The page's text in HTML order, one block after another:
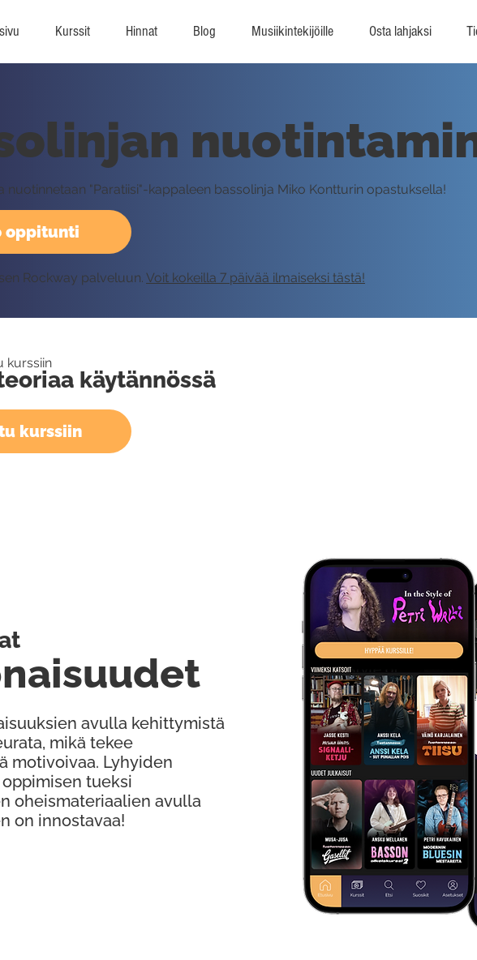
Kurssit Hinnat Blog Musiikintekijöille Osta lahjaksi
oppitunti
nuotinnetaan "Paratiisi"-kappaleen bassolinja Miko Kontturin opastuksella!
Rockway palveluun. Voit kokeilla 7 päivää ilmaiseksi tästä!
kurssiin
käytännössä
kurssiin
avulla kehittymistä
mikä tekee
motivoivaa. Lyhyiden
tueksi
oheismateriaalien avulla
on innostavaa!